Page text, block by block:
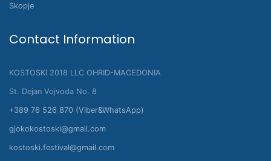
Skopje
Contact Information
KOSTOSKI 2018 LLC OHRID-MACEDONIA
St. Dejan Vojvoda No. 8
+389 76 526 870 (Viber&WhatsApp)
gjokokostoski@gmail.com
kostoski.festival@gmail.com